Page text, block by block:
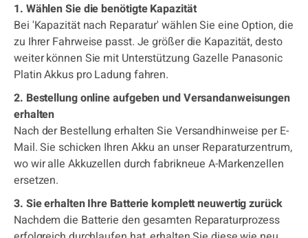
1. Wählen Sie die benötigte Kapazität
Bei 'Kapazität nach Reparatur' wählen Sie eine Option, die
zu Ihrer Fahrweise passt. Je größer die Kapazität, desto
weiter können Sie mit Unterstützung Gazelle Panasonic
Platin Akkus pro Ladung fahren.
2. Bestellung online aufgeben und Versandanweisungen
erhalten
Nach der Bestellung erhalten Sie Versandhinweise per E-
Mail. Sie schicken Ihren Akku an unser Reparaturzentrum,
wo wir alle Akkuzellen durch fabrikneue A-Markenzellen
ersetzen.
3. Sie erhalten Ihre Batterie komplett neuwertig zurück
Nachdem die Batterie den gesamten Reparaturprozess